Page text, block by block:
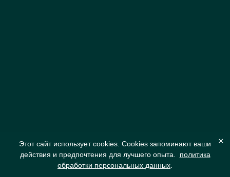
×
Этот сайт использует cookies. Cookies запоминают ваши
действия и предпочтения для лучшего опыта.
политика
обработки персональных данных